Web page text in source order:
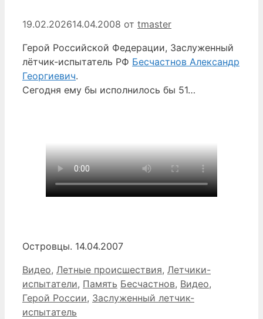
19.02.202614.04.2008 от tmaster
Герой Российской Федерации, Заслуженный
лётчик-испытатель РФ Бесчастнов Александр
Георгиевич.
Сегодня ему бы исполнилось бы 51…
Островцы. 14.04.2007
Рубрики
Видео, Летные происшествия, Летчики-
испытатели, Память Метки
Бесчастнов, Видео,
Герой России, Заслуженный летчик-
испытатель